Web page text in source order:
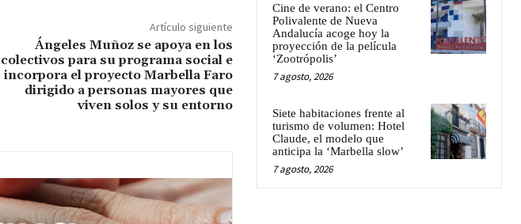
Artículo siguiente
Ángeles Muñoz se apoya en los
colectivos para su programa social e
incorpora el proyecto Marbella Faro
dirigido a personas mayores que
viven solos y su entorno
Cine de verano: el Centro
Polivalente de Nueva
Andalucía acoge hoy la
proyección de la película
‘Zootrópolis’
7 agosto, 2026
Siete habitaciones frente al
turismo de volumen: Hotel
Claude, el modelo que
anticipa la ‘Marbella slow’
7 agosto, 2026